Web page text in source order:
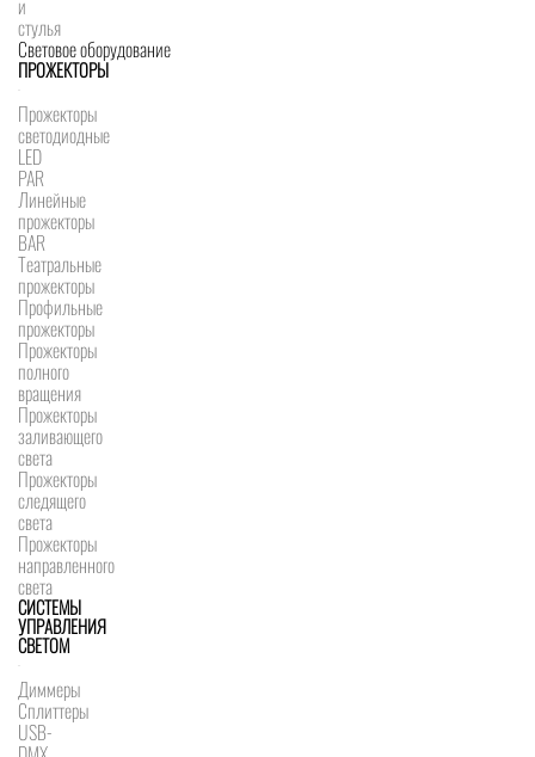
и
стулья
Световое оборудование
ПРОЖЕКТОРЫ
Прожекторы
светодиодные
LED
PAR
Линейные
прожекторы
BAR
Театральные
прожекторы
Профильные
прожекторы
Прожекторы
полного
вращения
Прожекторы
заливающего
света
Прожекторы
следящего
света
Прожекторы
направленного
света
СИСТЕМЫ
УПРАВЛЕНИЯ
СВЕТОМ
Диммеры
Сплиттеры
USB-